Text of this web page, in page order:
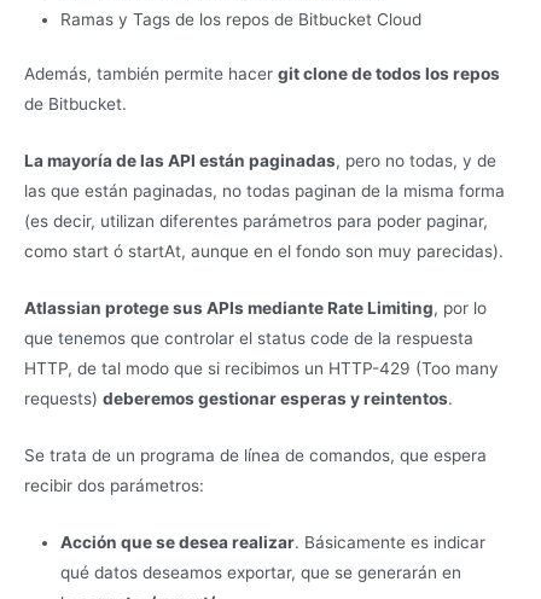
Ramas y Tags de los repos de Bitbucket Cloud
Además, también permite hacer git clone de todos los repos
de Bitbucket.
La mayoría de las API están paginadas, pero no todas, y de
las que están paginadas, no todas paginan de la misma forma
(es decir, utilizan diferentes parámetros para poder paginar,
como start ó startAt, aunque en el fondo son muy parecidas).
Atlassian protege sus APIs mediante Rate Limiting, por lo
que tenemos que controlar el status code de la respuesta
HTTP, de tal modo que si recibimos un HTTP-429 (Too many
requests) deberemos gestionar esperas y reintentos.
Se trata de un programa de línea de comandos, que espera
recibir dos parámetros:
Acción que se desea realizar. Básicamente es indicar
qué datos deseamos exportar, que se generarán en